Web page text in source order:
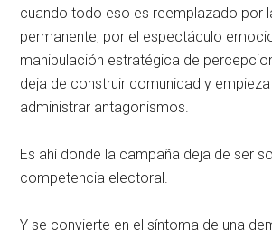
cuando todo eso es reemplazado por
permanente, por el espectáculo
manipulación estratégica de
deja de construir comunidad y
administrar antagonismos.
Es ahí donde la campaña deja de ser
competencia electoral.
Y se convierte en el síntoma de una